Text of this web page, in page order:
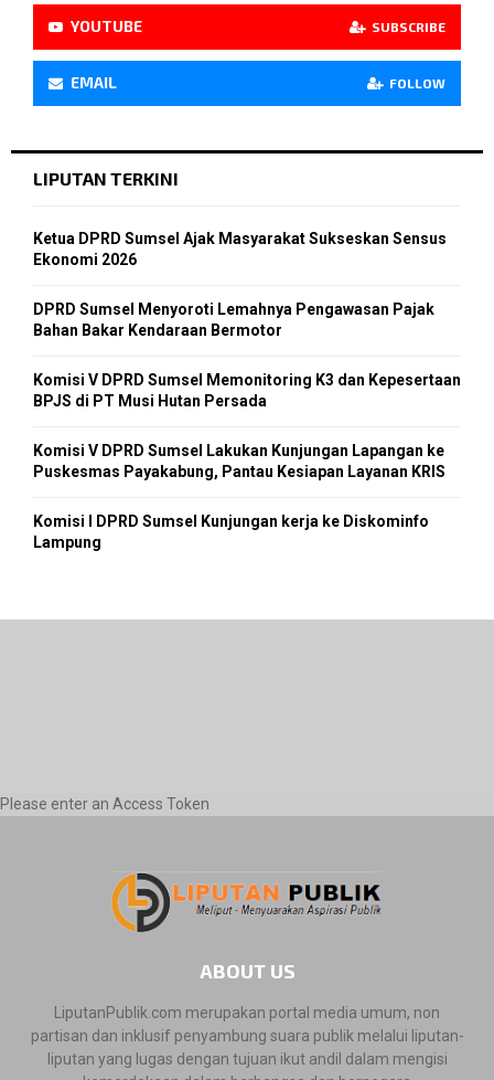
YOUTUBE SUBSCRIBE
EMAIL FOLLOW
LIPUTAN TERKINI
Ketua DPRD Sumsel Ajak Masyarakat Sukseskan Sensus
Ekonomi 2026
DPRD Sumsel Menyoroti Lemahnya Pengawasan Pajak
Bahan Bakar Kendaraan Bermotor
Komisi V DPRD Sumsel Memonitoring K3 dan Kepesertaan
BPJS di PT Musi Hutan Persada
Komisi V DPRD Sumsel Lakukan Kunjungan Lapangan ke
Puskesmas Payakabung, Pantau Kesiapan Layanan KRIS
Komisi I DPRD Sumsel Kunjungan kerja ke Diskominfo
Lampung
Please enter an Access Token
ABOUT US
LiputanPublik.com merupakan portal media umum, non
partisan dan inklusif penyambung suara publik melalui liputan-
liputan yang lugas dengan tujuan ikut andil dalam mengisi